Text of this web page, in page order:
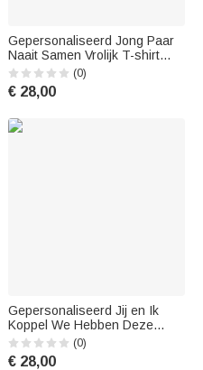
Gepersonaliseerd Jong Paar
Naait Samen Vrolijk T-shirt
Verjaardag Dagelijkse Dracht
(0)
€ 28,00
Gepersonaliseerd Jij en Ik
Koppel We Hebben Deze
Liefdesboom T-shirt
Valentijnsdag Basic Unisex T-
(0)
€ 28,00